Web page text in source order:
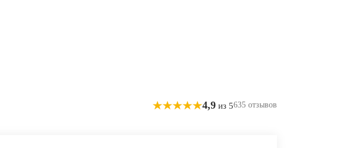
4,9 из 5635 отзывов